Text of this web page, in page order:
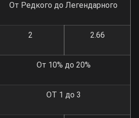
От Редкого до Легендарного
2 2.66
От 10% до 20%
ОТ 1 до 3